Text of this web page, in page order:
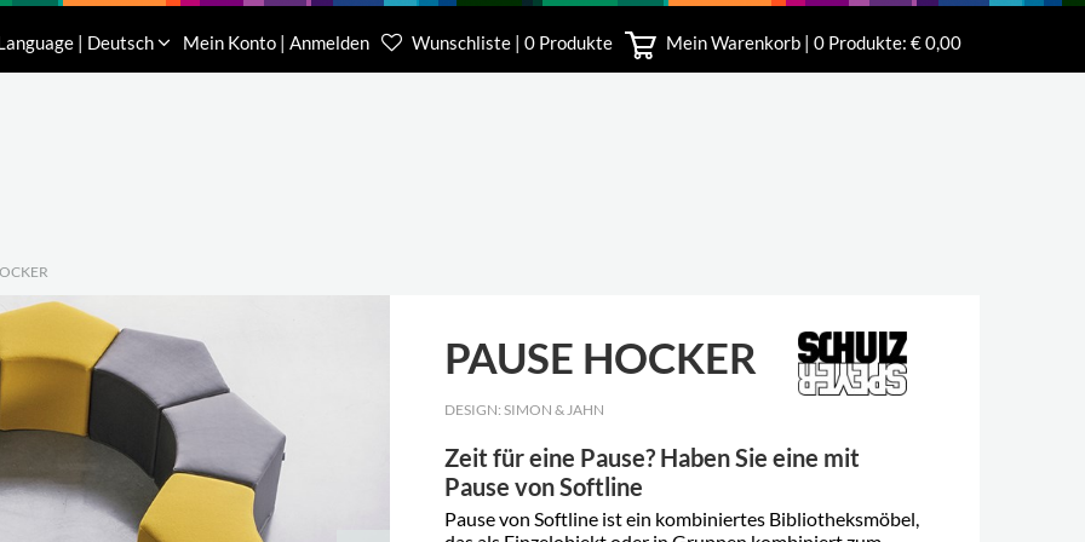
| Deutsch Mein Konto | Anmelden Wunschliste | 0 Produkte Mein Warenkorb | 0 Produkte: € 0,00
Kundenberater Projekte
(0) 62 32-31 81-00
Kundenberater Webshop
(0) 62 32-31 81-21
PAUSE HOCKER
DESIGN: SIMON & JAHN
Zeit für eine Pause? Haben Sie eine mit
Pause von Softline
Pause von Softline ist ein kombiniertes Bibliotheksmöbel,